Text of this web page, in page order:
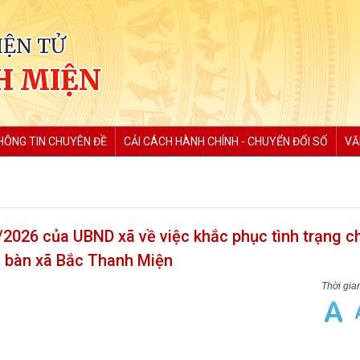
TỬ
MIỆN
TIN CHUYÊN ĐỀ CẢI CÁCH HÀNH CHÍNH - CHUYỂN ĐỔI SỐ
của UBND xã về việc khắc phục tình trạng
xã Bắc Thanh Miện